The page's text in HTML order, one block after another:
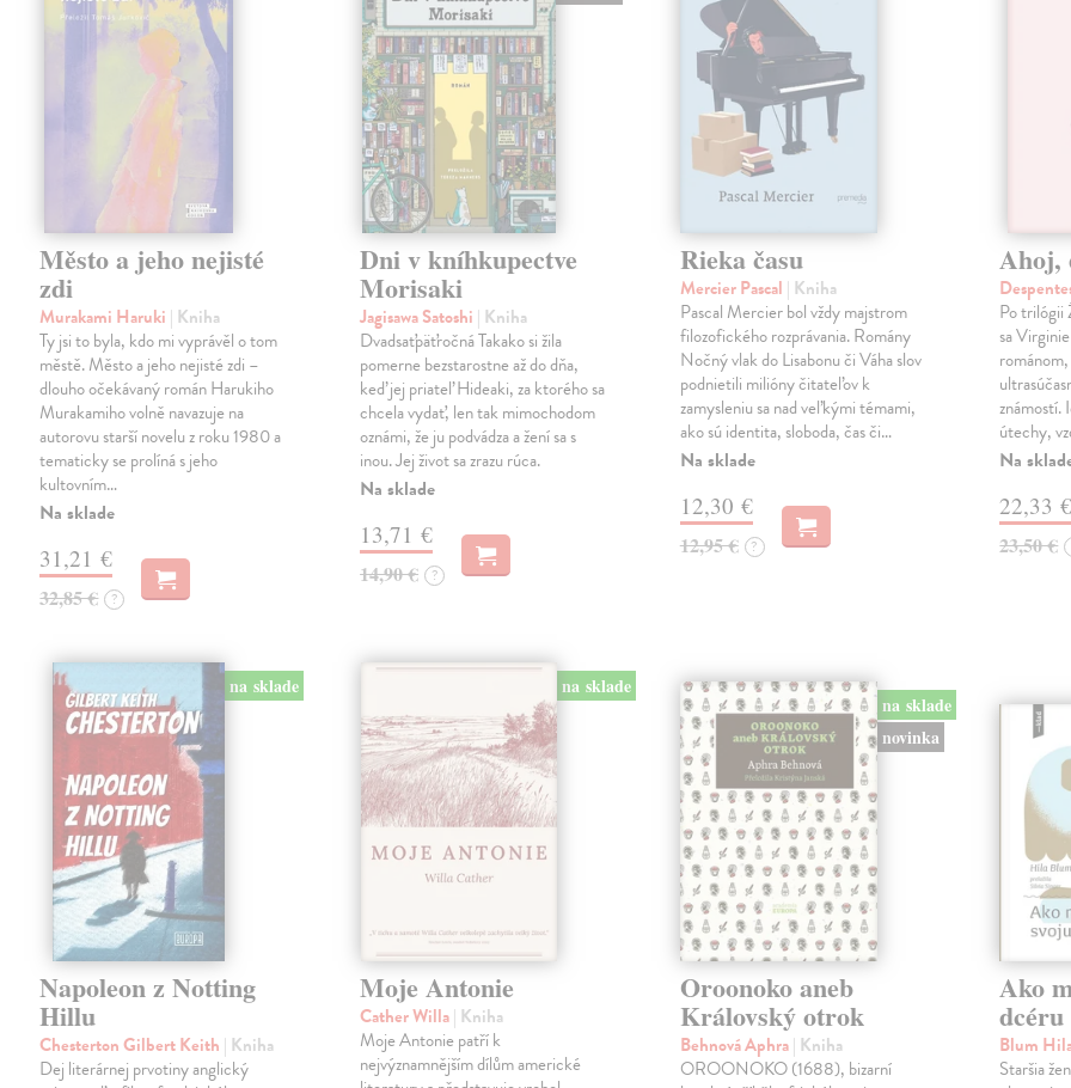
Město a jeho nejisté
zdi
Murakami Haruki | Kniha
Ty jsi to byla, kdo mi vyprávěl o tom
městě. Město a jeho nejisté zdi –
dlouho očekávaný román Harukiho
Murakamiho volně navazuje na
autorovu starší novelu z roku 1980 a
tematicky se prolíná s jeho
kultovním…
Na sklade
31,21 €
32,85 € ?
Dni v kníhkupectve
Morisaki
Jagisawa Satoshi | Kniha
Dvadsaťpäťročná Takako si žila
pomerne bezstarostne až do dňa,
keď jej priateľ Hideaki, za ktorého sa
chcela vydať, len tak mimochodom
oznámi, že ju podvádza a žení sa s
inou. Jej život sa zrazu rúca.
Na sklade
13,71 €
14,90 € ?
Rieka času
Mercier Pascal | Kniha
Pascal Mercier bol vždy majstrom
filozofického rozprávania. Romány
Nočný vlak do Lisabonu či Váha slov
podnietili milióny čitateľov k
zamysleniu sa nad veľkými témami,
ako sú identita, sloboda, čas či…
Na sklade
12,30 €
12,95 € ?
Ahoj,
Po trilógii
sa
známostí.
útechy,
Na
22,33 €
23,50 €
na sklade
Napoleon z Notting
Hillu
Chesterton Gilbert Keith | Kniha
Dej literárnej prvotiny anglický
na sklade
Moje Antonie
Cather Willa| Kniha
Moje Antonie patří k
nejvýznamnějším dílům americké
na sklade
novinka
Oroonoko aneb
Královský otrok
Behnová Aphra| Kniha
OROONOKO (1688), bizarní
Ako
dcéru
Blum
Staršia